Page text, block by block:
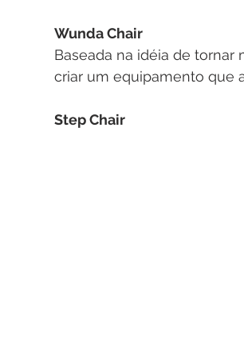
Wunda Chair
Baseada na idéia de tornar
criar um equipamento que
Step Chair